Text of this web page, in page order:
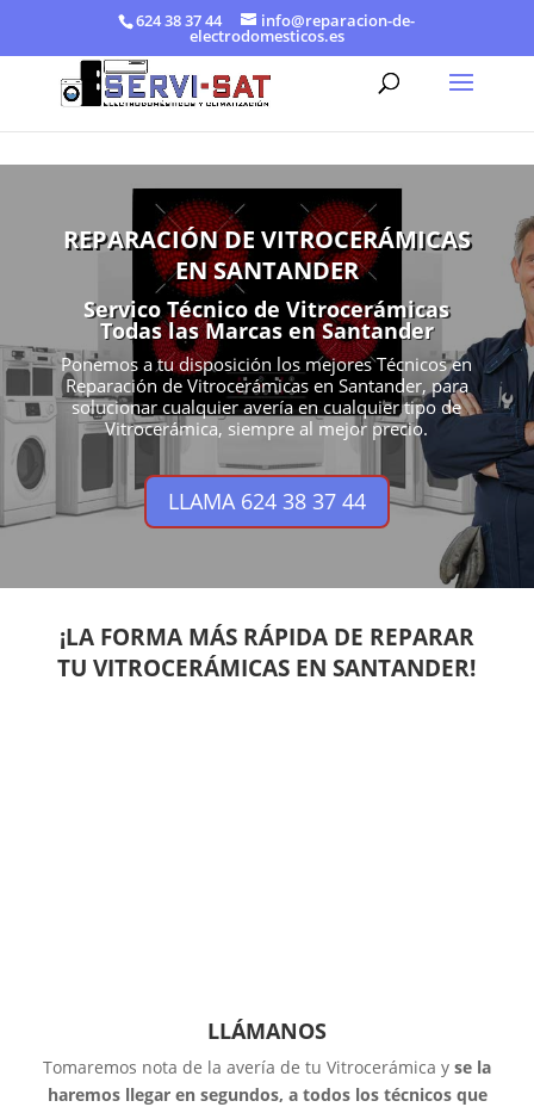
624 38 37 44 info@reparacion-de-
electrodomesticos.es
REPARACIÓN DE VITROCERÁMICAS
EN SANTANDER
Servico Técnico de Vitrocerámicas
Todas las Marcas en Santander
Ponemos a tu disposición los mejores Técnicos en
Reparación de Vitrocerámicas en Santander, para
solucionar cualquier avería en cualquier tipo de
Vitrocerámica, siempre al mejor precio.
LLAMA 624 38 37 44
¡LA FORMA MÁS RÁPIDA DE REPARAR
TU VITROCERÁMICAS EN SANTANDER!
LLÁMANOS
Tomaremos nota de la avería de tu Vitrocerámica y se la
haremos llegar en segundos, a todos los técnicos que